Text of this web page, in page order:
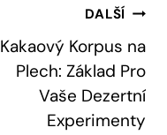
DALŠÍ
Kakaový Korpus na
Plech: Základ Pro
Vaše Dezertní
Experimenty